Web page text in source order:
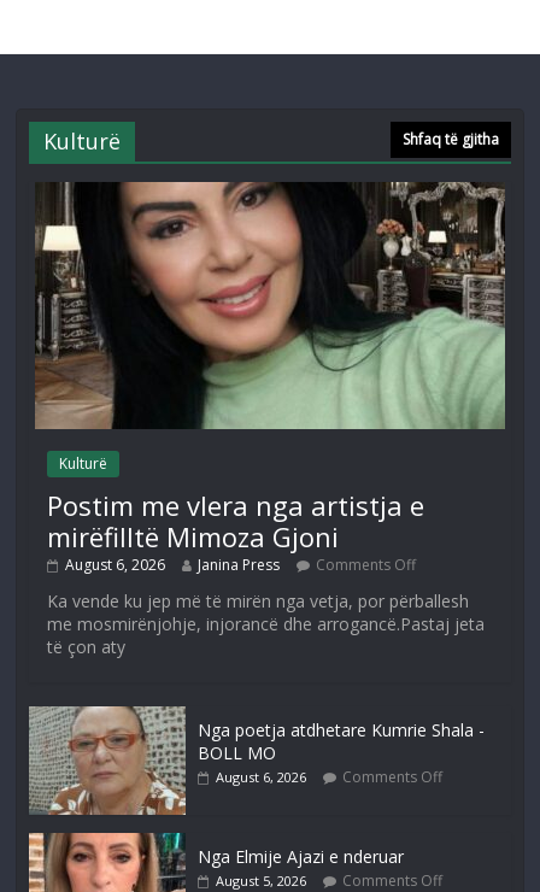
Kulturë Shfaq të gjitha
Kulturë
Postim me vlera nga artistja e
mirëfilltë Mimoza Gjoni
August 6, 2026 Janina Press Comments Off
Ka vende ku jep më të mirën nga vetja, por përballesh
me mosmirënjohje, injorancë dhe arrogancë.Pastaj jeta
të çon aty
Nga poetja atdhetare Kumrie Shala -
BOLL MO
August 6, 2026 Comments Off
Nga Elmije Ajazi e nderuar
August 5, 2026 Comments Off